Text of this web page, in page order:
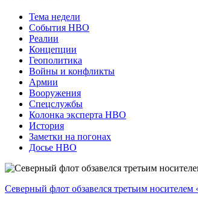
Тема недели
События НВО
Реалии
Концепции
Геополитика
Войны и конфликты
Армии
Вооружения
Спецслужбы
Колонка эксперта НВО
История
Заметки на погонах
Досье НВО
Северный флот обзавелся третьим носителем